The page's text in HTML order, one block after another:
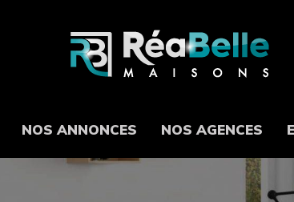
NOS ANNONCES NOS AGENCES